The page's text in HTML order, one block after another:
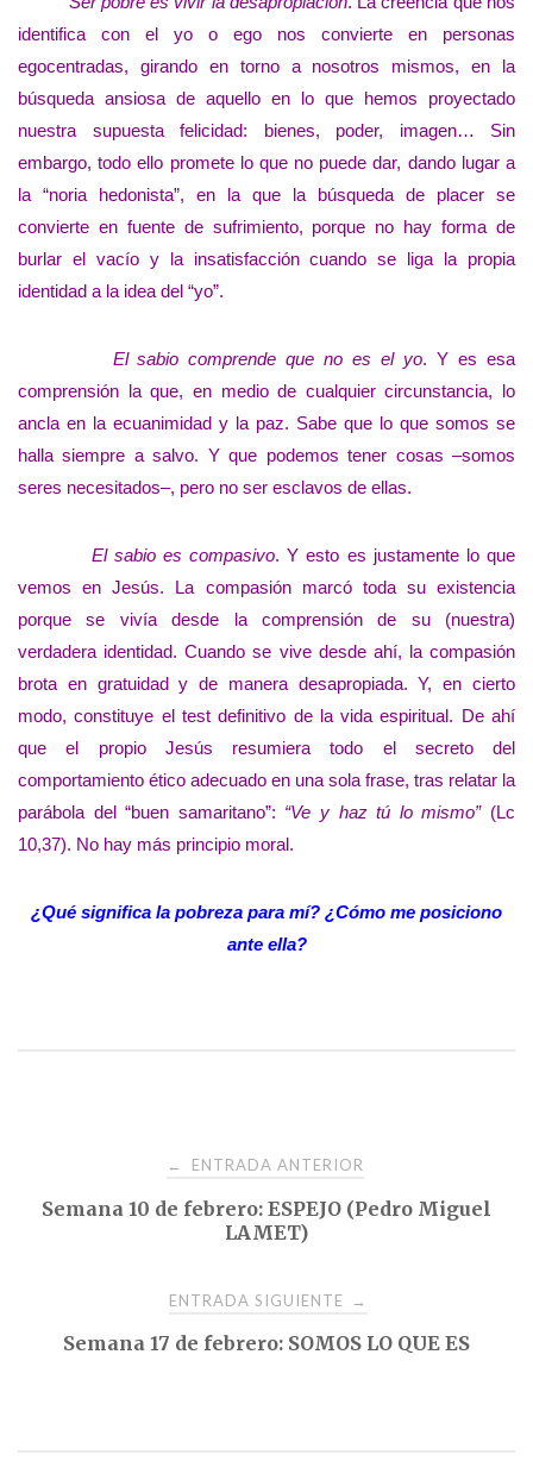
identifica con el yo o ego nos convierte en personas
egocentradas, girando en torno a nosotros mismos, en la
búsqueda ansiosa de aquello en lo que hemos proyectado
nuestra supuesta felicidad: bienes, poder, imagen… Sin
embargo, todo ello promete lo que no puede dar, dando lugar a
la “noria hedonista”, en la que la búsqueda de placer se
convierte en fuente de sufrimiento, porque no hay forma de
burlar el vacío y la insatisfacción cuando se liga la propia
identidad a la idea del “yo”.
El sabio comprende que no es el yo. Y es esa
comprensión la que, en medio de cualquier circunstancia, lo
ancla en la ecuanimidad y la paz. Sabe que lo que somos se
halla siempre a salvo. Y que podemos tener cosas –somos
seres necesitados–, pero no ser esclavos de ellas.
El sabio es compasivo. Y esto es justamente lo que
vemos en Jesús. La compasión marcó toda su existencia
porque se vivía desde la comprensión de su (nuestra)
verdadera identidad. Cuando se vive desde ahí, la compasión
brota en gratuidad y de manera desapropiada. Y, en cierto
modo, constituye el test definitivo de la vida espiritual. De ahí
que el propio Jesús resumiera todo el secreto del
comportamiento ético adecuado en una sola frase, tras relatar la
parábola del “buen samaritano”: “Ve y haz tú lo mismo”(Lc
10,37). No hay más principio moral.
¿Qué significa la pobreza para mí? ¿Cómo me posiciono
ante ella?
Navegación
de
← ENTRADA ANTERIOR
Semana 10 de febrero: ESPEJO (Pedro Miguel
LAMET)
ENTRADA SIGUIENTE →
Semana 17 de febrero: SOMOS LO QUE ES